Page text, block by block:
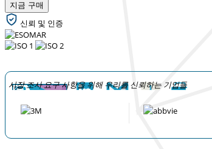
지금 구매
신뢰 및 인증
시장 조사 요구 사항을 위해 우리를 신뢰하는 기업들